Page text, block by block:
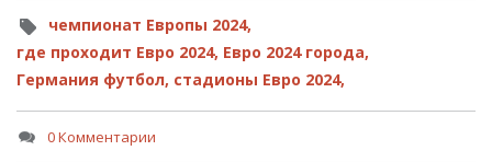
чемпионат Европы 2024,
где проходит Евро 2024, Евро 2024 города,
Германия футбол, стадионы Евро 2024,
0 Комментарии